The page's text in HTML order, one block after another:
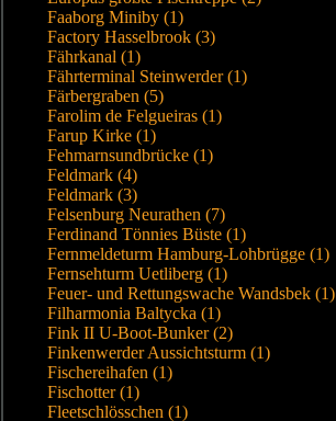
Faaborg Miniby (1)
Factory Hasselbrook (3)
Fährkanal (1)
Fährterminal Steinwerder (1)
Färbergraben (5)
Farolim de Felgueiras (1)
Farup Kirke (1)
Fehmarnsundbrücke (1)
Feldmark (4)
Feldmark (3)
Felsenburg Neurathen (7)
Ferdinand Tönnies Büste (1)
Fernmeldeturm Hamburg-Lohbrügge (1)
Fernsehturm Uetliberg (1)
Feuer- und Rettungswache Wandsbek (1)
Filharmonia Baltycka (1)
Fink II U-Boot-Bunker (2)
Finkenwerder Aussichtsturm (1)
Fischereihafen (1)
Fischotter (1)
Fleetschlösschen (1)